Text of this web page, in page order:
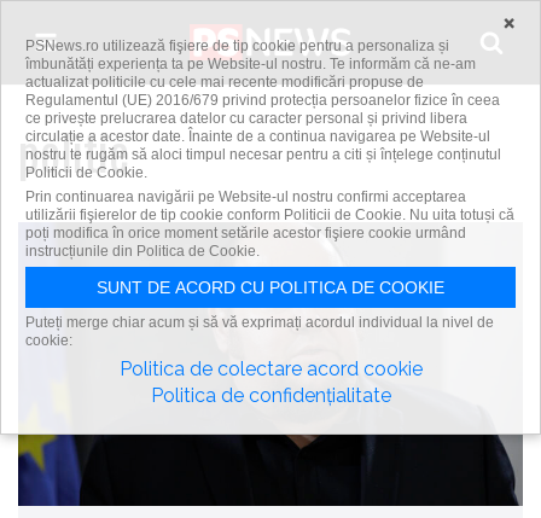
politie
×
PSNews.ro utilizează fişiere de tip cookie pentru a personaliza și
îmbunătăți experiența ta pe Website-ul nostru. Te informăm că ne-am
actualizat politicile cu cele mai recente modificări propuse de
Regulamentul (UE) 2016/679 privind protecția persoanelor fizice în ceea
ce privește prelucrarea datelor cu caracter personal și privind libera
circulație a acestor date. Înainte de a continua navigarea pe Website-ul
nostru te rugăm să aloci timpul necesar pentru a citi și înțelege conținutul
Politicii de Cookie.
Prin continuarea navigării pe Website-ul nostru confirmi acceptarea
utilizării fişierelor de tip cookie conform Politicii de Cookie. Nu uita totuși că
poți modifica în orice moment setările acestor fişiere cookie urmând
instrucțiunile din Politica de Cookie.
SUNT DE ACORD CU POLITICA DE COOKIE
Puteți merge chiar acum și să vă exprimați acordul individual la nivel de
cookie:
Politica de colectare acord cookie
Politica de confidențialitate